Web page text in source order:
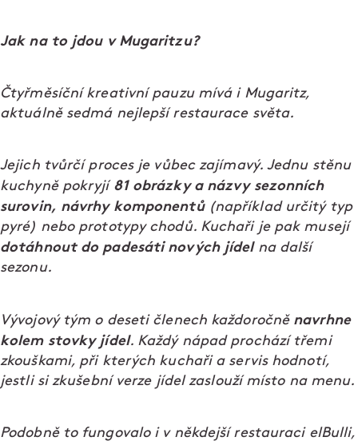
Jak na to jdou v Mugaritzu?
Čtyřměsíční kreativní pauzu mívá i Mugaritz,
aktuálně sedmá nejlepší restaurace světa.
Jejich tvůrčí proces je vůbec zajímavý. Jednu stěnu
kuchyně pokryjí 81 obrázky a názvy sezonních
surovin, návrhy komponentů(například určitý typ
pyré) nebo prototypy chodů. Kuchaři je pak musejí
dotáhnout do padesáti nových jídelna další
sezonu.
Vývojový tým o deseti členech každoročněnavrhne
kolem stovky jídel. Každý nápad prochází třemi
zkouškami, při kterých kuchaři a servis hodnotí,
jestli si zkušební verze jídel zaslouží místo na menu.
Podobně to fungovalo i v někdejší restauraci elBulli,